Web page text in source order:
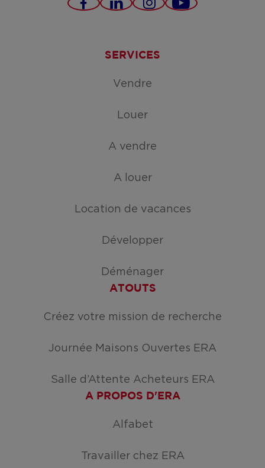
Facebook
LinkedInInstagramYouTube
SERVICES
Vendre
Louer
A vendre
A louer
Location de vacances
Développer
Déménager
ATOUTS
Créez votre mission de recherche
Journée Maisons Ouvertes ERA
Salle d’Attente Acheteurs ERA
A PROPOS D'ERA
Alfabet
Travailler chez ERA